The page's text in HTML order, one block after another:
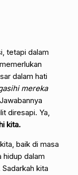
tetapi dalam
dalam hati
mereka
diresapi. Ya,
kita.
baik di masa
hidup dalam
kita